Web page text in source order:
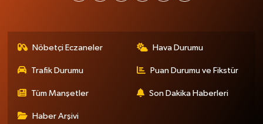
Nöbetçi Eczaneler Hava Durumu
Trafik Durumu Puan Durumu ve Fikstür
Tüm Manşetler Son Dakika Haberleri
Haber Arşivi